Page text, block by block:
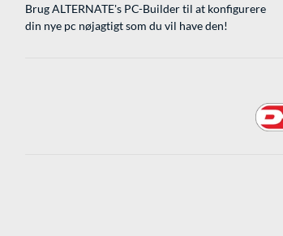
Brug ALTERNATE's PC-Builder til at konfigurere
din nye pc nøjagtigt som du vil have den!